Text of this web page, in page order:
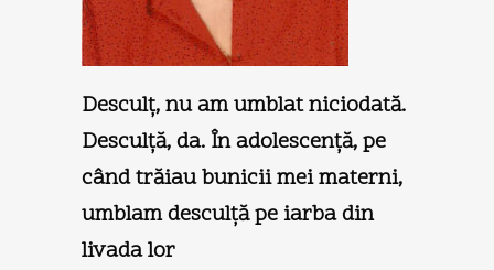
Desculţ, nu am umblat niciodată.
Desculţă, da. În adolescenţă, pe
când trăiau bunicii mei materni,
umblam desculţă pe iarba din
livada lor